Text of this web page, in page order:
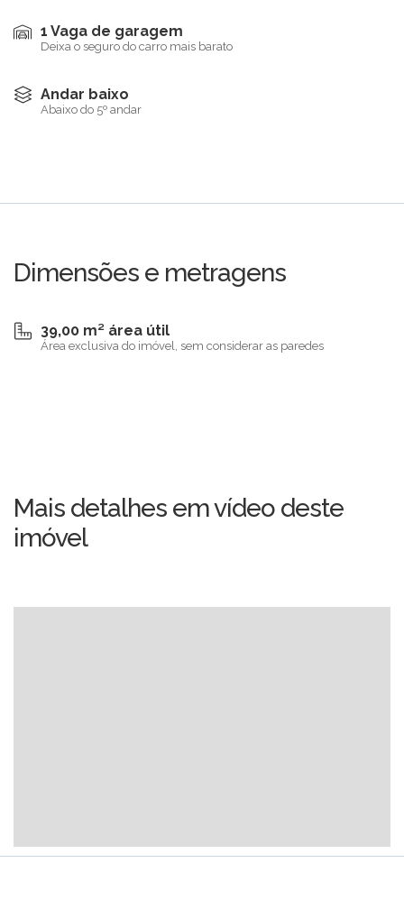
1 Vaga de garagem
Deixa o seguro do carro mais barato
Andar baixo
Abaixo do 5º andar
Dimensões e metragens
39,00 m² área útil
Área exclusiva do imóvel, sem considerar as paredes
Mais detalhes em vídeo deste
imóvel